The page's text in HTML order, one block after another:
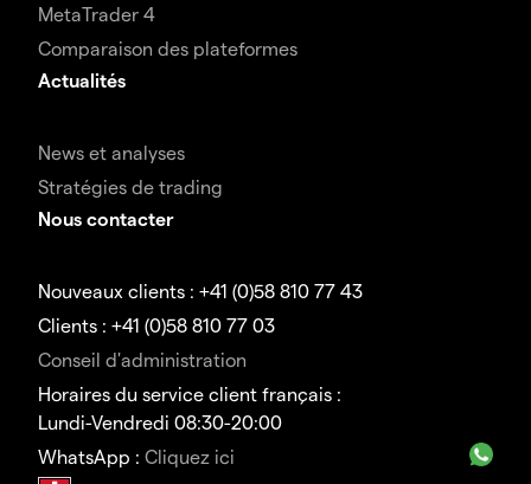
MetaTrader 4
Comparaison des plateformes
Actualités
News et analyses
Stratégies de trading
Nous contacter
Nouveaux clients : +41 (0)58 810 77 43
Clients : +41 (0)58 810 77 03
Conseil d'administration
Horaires du service client français :
Lundi-Vendredi 08:30-20:00
WhatsApp : Cliquez ici